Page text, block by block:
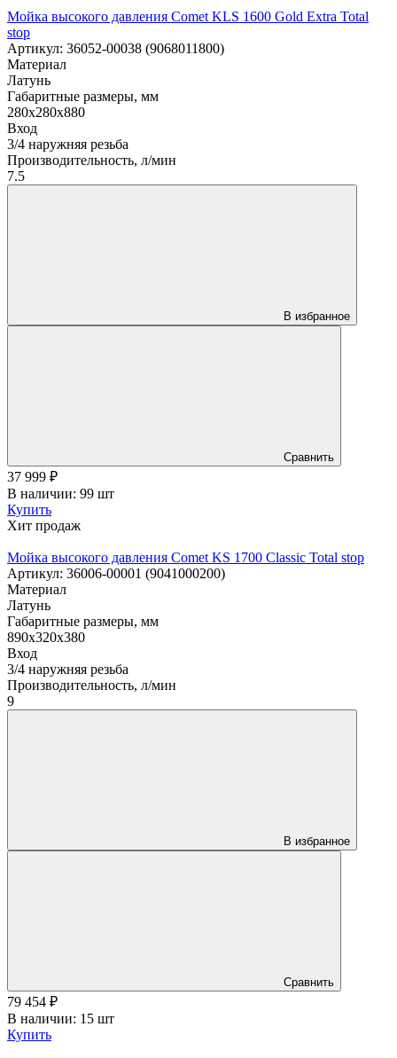
Мойка высокого давления Comet KLS 1600 Gold Extra Total
stop
Артикул: 36052-00038 (9068011800)
Материал
Латунь
Габаритные размеры, мм
280x280x880
Вход
3/4 наружняя резьба
Производительность, л/мин
7.5
В избранное
Сравнить
37 999 ₽
В наличии: 99 шт
Купить
Хит продаж
Мойка высокого давления Comet KS 1700 Classic Total stop
Артикул: 36006-00001 (9041000200)
Материал
Латунь
Габаритные размеры, мм
890х320х380
Вход
3/4 наружняя резьба
Производительность, л/мин
9
В избранное
Сравнить
79 454 ₽
В наличии: 15 шт
Купить